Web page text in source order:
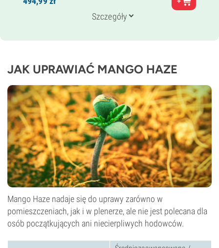
Super Silver Haze x Skunk x Northern Lights nr 5
50% sativa
10–11 tygodni
CBD
Typ kwitnienia
Fotoperiod
Szczegóły
JAK UPRAWIAĆ MANGO HAZE
Mango Haze nadaje się do uprawy zarówno w
pomieszczeniach, jak i w plenerze, ale nie jest polecana dla
osób początkujących ani niecierpliwych hodowców.